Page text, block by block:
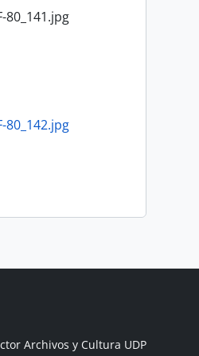
80_141.jpg
80_142.jpg
Archivos y Cultura UDP